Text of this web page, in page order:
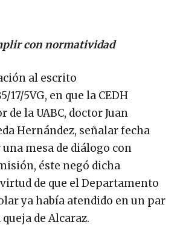
con normatividad
al escrito
17/5VG, en que la CEDH
la UABC, doctor Juan
Hernández, señalar fecha
mesa de diálogo con
éste negó dicha
de que el Departamento
ya había atendido en un par
de Alcaraz.